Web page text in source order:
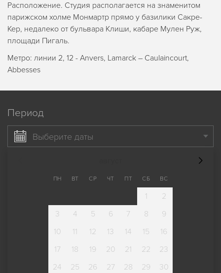
Расположение. Студия располагается на знаменитом
парижском холме Монмартр прямо у базилики Сакре-
Кер, недалеко от бульвара Клиши, кабаре Мулен Руж,
площади Пигаль.
Метро: линии 2, 12 - Anvers, Lamarck – Caulaincourt,
Abbesses
Период
Выберите даты
ПН ВТ СР ЧТ ПТ СБ ВС
1
2
3
4 5 6 7 8
9
10
11 12 13 14 15
16
17
18 19 20 21 22
23
24
25 26 27 28 29
30